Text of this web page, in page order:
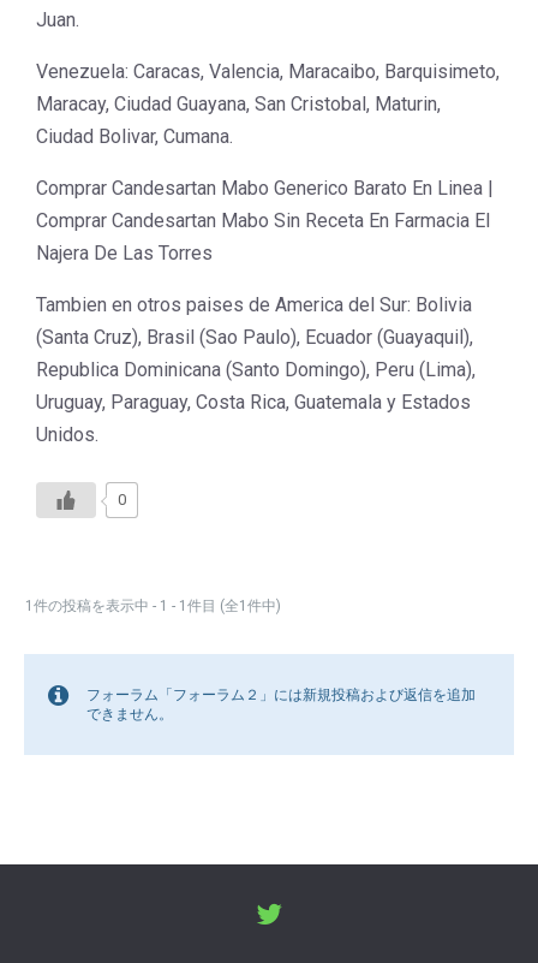
Juan.
Venezuela: Caracas, Valencia, Maracaibo, Barquisimeto,
Maracay, Ciudad Guayana, San Cristobal, Maturin,
Ciudad Bolivar, Cumana.
Comprar Candesartan Mabo Generico Barato En Linea |
Comprar Candesartan Mabo Sin Receta En Farmacia El
Najera De Las Torres
Tambien en otros paises de America del Sur: Bolivia
(Santa Cruz), Brasil (Sao Paulo), Ecuador (Guayaquil),
Republica Dominicana (Santo Domingo), Peru (Lima),
Uruguay, Paraguay, Costa Rica, Guatemala y Estados
Unidos.
0
1件の投稿を表示中 - 1 - 1件目 (全1件中)
フォーラム「フォーラム２」には新規投稿および返信を追加
できません。